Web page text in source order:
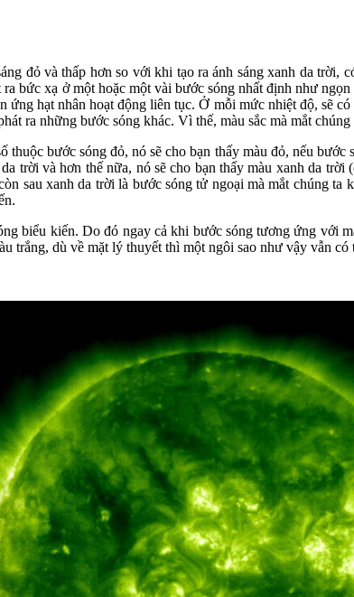
đỏ và thấp hơn so với khi tạo ra ánh sáng xanh da trời,
bức xạ ở một hoặc một vài bước sóng nhất định như
hạt nhân hoạt động liên tục. Ở mỗi mức nhiệt độ, sẽ
ra những bước sóng khác. Vì thế, màu sắc mà mắt
thuộc bước sóng đỏ, nó sẽ cho bạn thấy màu đỏ, nếu
trời và hơn thế nữa, nó sẽ cho bạn thấy màu xanh da trời
sau xanh da trời là bước sóng tử ngoại mà mắt chúng
biểu kiến. Do đó ngay cả khi bước sóng tương ứng với
trắng, dù về mặt lý thuyết thì một ngôi sao như vậy vẫn có